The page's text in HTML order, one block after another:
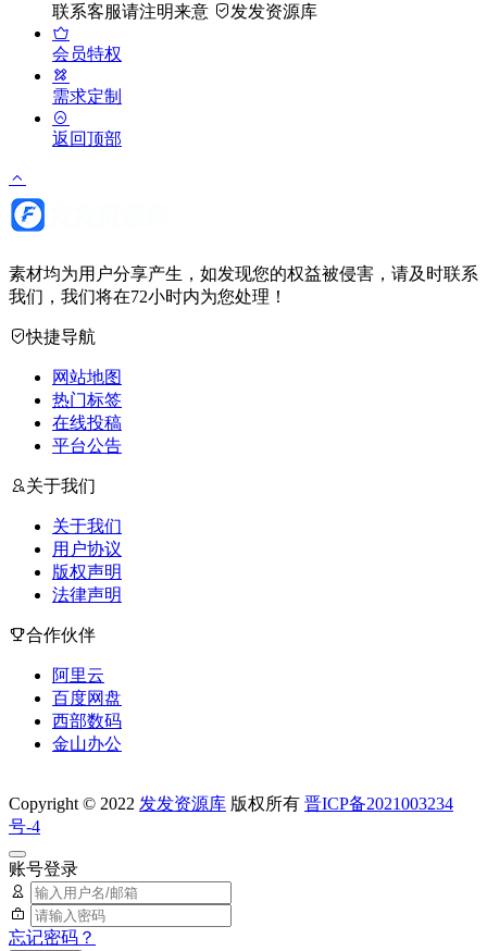
联系客服请注明来意
发发资源库
会员特权
需求定制
返回顶部
素材均为用户分享产生，如发现您的权益被侵害，请及时联系
我们，我们将在72小时内为您处理！
快捷导航
网站地图
热门标签
在线投稿
平台公告
关于我们
关于我们
用户协议
版权声明
法律声明
合作伙伴
阿里云
百度网盘
西部数码
金山办公
Copyright © 2022 发发资源库 版权所有 晋ICP备2021003234
号-4
账号登录
忘记密码？